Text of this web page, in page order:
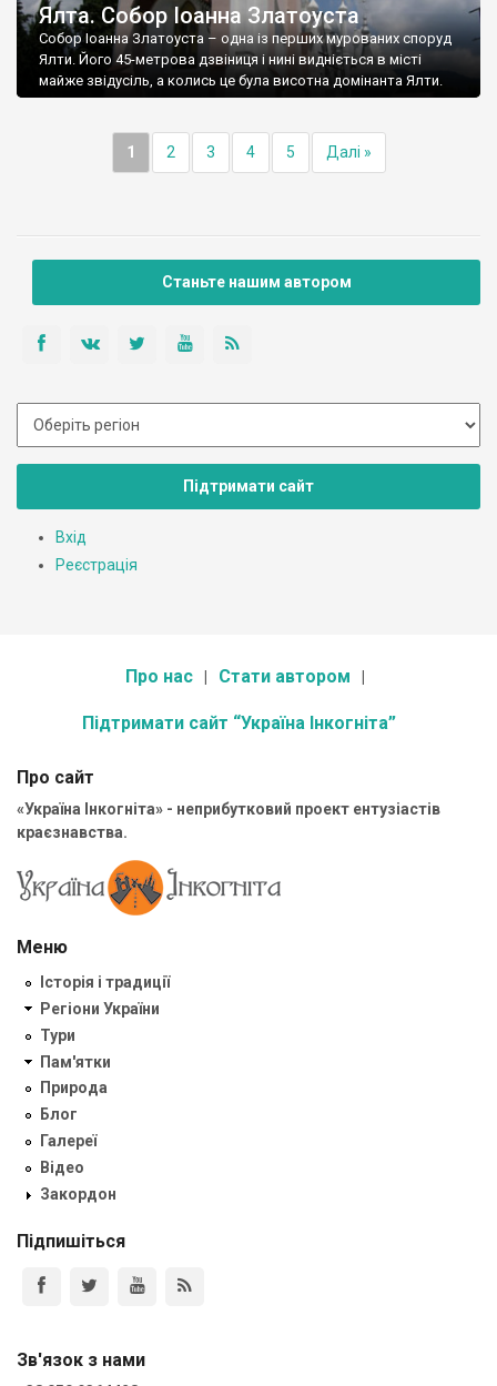
Ялта. Собор Іоанна Златоуста
Собор Іоанна Златоуста – одна із перших мурованих споруд
Ялти. Його 45-метрова дзвіниця і нині видніється в місті
майже звідусіль, а колись це була висотна домінанта Ялти.
1 2 3 4 5 Далі »
Станьте нашим автором
Підтримати сайт
Вхід
Реєстрація
Про нас Стати автором
Підтримати сайт “Україна Інкогніта”
Про сайт
«Україна Інкогніта» - неприбутковий проект ентузіастів
краєзнавства.
Меню
Історія і традиції
Регіони України
Тури
Пам'ятки
Природа
Блог
Галереї
Відео
Закордон
Підпишіться
Зв'язок з нами